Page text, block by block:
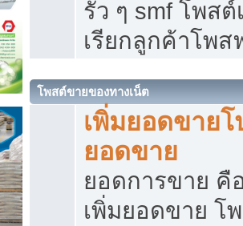
รัว ๆ smf โพส
เรียกลูกค้าโพส
โพสต์ขายของทางเน็ต
เพิ่มยอดขาย
ยอดขาย
ยอดการขาย คื
เพิ่มยอดขาย โ